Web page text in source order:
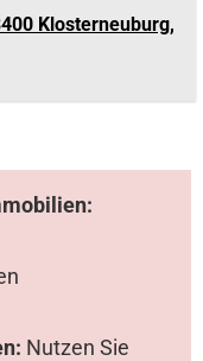
Klosterneuburg,
Nutzen Sie